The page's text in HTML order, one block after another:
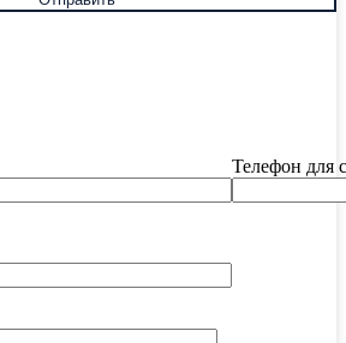
Телефон для